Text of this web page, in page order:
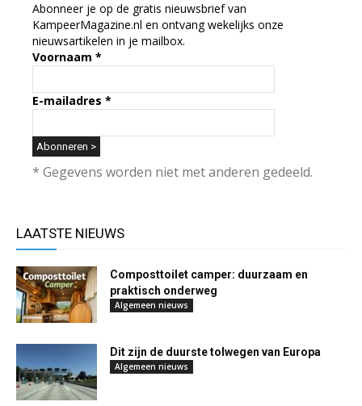
Abonneer je op de gratis nieuwsbrief van
KampeerMagazine.nl en ontvang wekelijks onze
nieuwsartikelen in je mailbox.
Voornaam *
E-mailadres *
* Gegevens worden niet met anderen gedeeld.
LAATSTE NIEUWS
Composttoilet camper: duurzaam en
praktisch onderweg
Algemeen nieuws
Dit zijn de duurste tolwegen van Europa
Algemeen nieuws